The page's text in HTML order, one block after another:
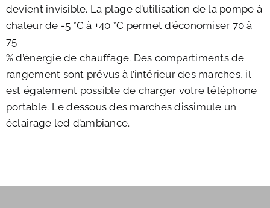
devient invisible. La plage d’utilisation de la pompe à
chaleur de -5 °C à +40 °C permet d’économiser 70 à
75
% d’énergie de chauffage. Des compartiments de
rangement sont prévus à l’intérieur des marches, il
est également possible de charger votre téléphone
portable. Le dessous des marches dissimule un
éclairage led d’ambiance.